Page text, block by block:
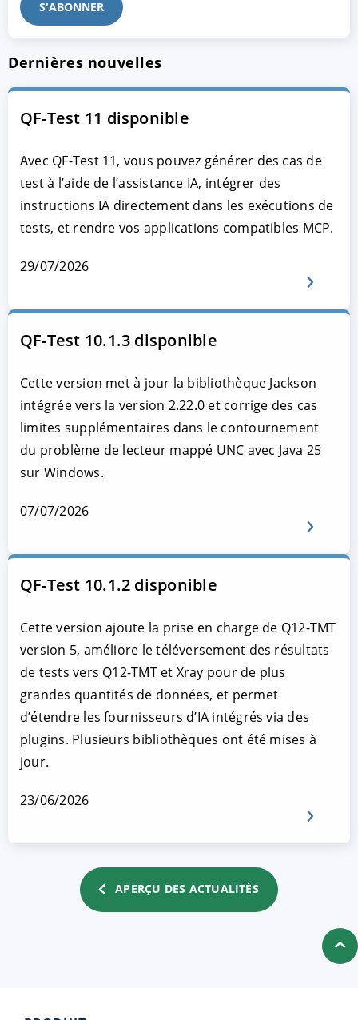
Dernières nouvelles
QF-Test 11 disponible
Avec QF-Test 11, vous pouvez générer des cas de
test à l’aide de l’assistance IA, intégrer des
instructions IA directement dans les exécutions de
tests, et rendre vos applications compatibles MCP.
29/07/2026
QF-Test 10.1.3 disponible
Cette version met à jour la bibliothèque Jackson
intégrée vers la version 2.22.0 et corrige des cas
limites supplémentaires dans le contournement
du problème de lecteur mappé UNC avec Java 25
sur Windows.
07/07/2026
QF-Test 10.1.2 disponible
Cette version ajoute la prise en charge de Q12-TMT
version 5, améliore le téléversement des résultats
de tests vers Q12-TMT et Xray pour de plus
grandes quantités de données, et permet
d’étendre les fournisseurs d’IA intégrés via des
plugins. Plusieurs bibliothèques ont été mises à
jour.
23/06/2026
APERÇU DES ACTUALITÉS